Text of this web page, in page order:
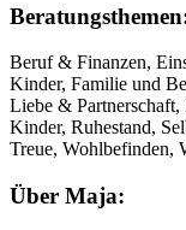
Beruf & Finanzen,
Kinder, Familie und
Liebe & Partnerschaft,
Kinder, Ruhestand,
Treue, Wohlbefinden,
Über Maja: